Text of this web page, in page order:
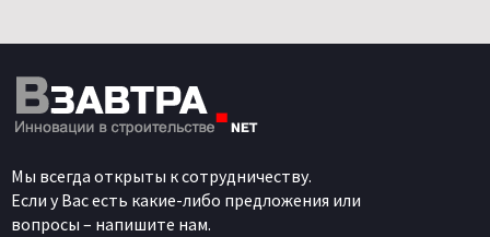
Мы всегда открыты к сотрудничеству.
Если у Вас есть какие-либо предложения или
вопросы – напишите нам.